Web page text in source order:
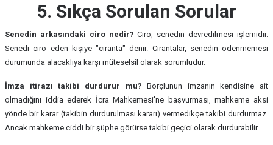
5. Sıkça Sorulan Sorular
Senedin arkasındaki ciro nedir? Ciro, senedin devredilmesi işlemidir.
Senedi ciro eden kişiye "ciranta" denir. Cirantalar, senedin ödenmemesi
durumunda alacaklıya karşı müteselsil olarak sorumludur.
İmza itirazı takibi durdurur mu? Borçlunun imzanın kendisine ait
olmadığını iddia ederek İcra Mahkemesi'ne başvurması, mahkeme aksi
yönde bir karar (takibin durdurulması kararı) vermedikçe takibi durdurmaz.
Ancak mahkeme ciddi bir şüphe görürse takibi geçici olarak durdurabilir.